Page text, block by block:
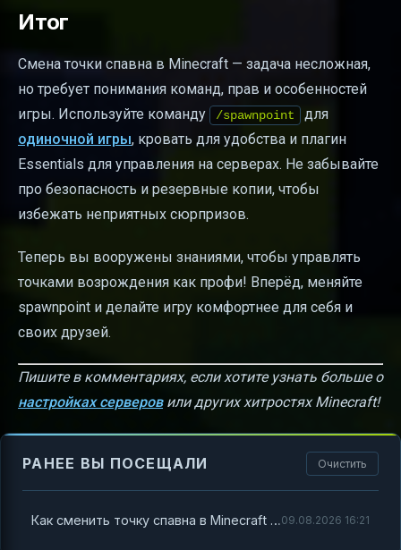
Итог
Смена точки спавна в Minecraft — задача несложная,
но требует понимания команд, прав и особенностей
игры. Используйте команду
/spawnpoint
для
одиночной игры, кровать для удобства и плагин
Essentials для управления на серверах. Не забывайте
про безопасность и резервные копии, чтобы
избежать неприятных сюрпризов.
Теперь вы вооружены знаниями, чтобы управлять
точками возрождения как профи! Вперёд, меняйте
spawnpoint и делайте игру комфортнее для себя и
своих друзей.
Пишите в комментариях, если хотите узнать больше о
настройках серверовили других хитростях Minecraft!
РАНЕЕ ВЫ ПОСЕЩАЛИ Очистить
Как сменить точку спавна в Minecraft — полный гид для игроков и администраторов серверов09.08.2026 16:21